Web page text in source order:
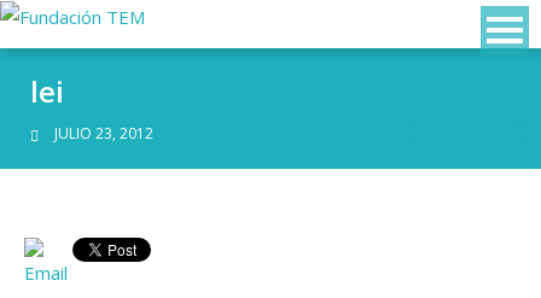
lei
JULIO 23, 2012